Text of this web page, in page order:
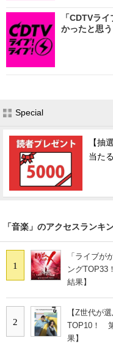
「CDTVラ
かったと思
Special
【抽
当た
「音楽」のアクセスランキ
1
「ライブが
ングTOP33
結果】
2
【Z世代が
TOP10！
果】